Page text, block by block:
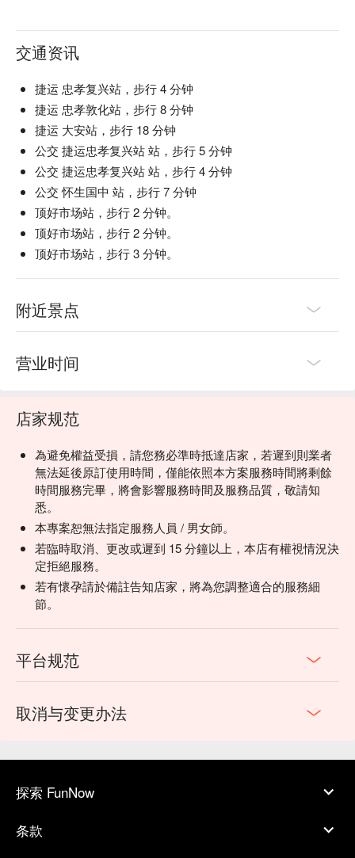
交通资讯
捷运 忠孝复兴站，步行 4 分钟
捷运 忠孝敦化站，步行 8 分钟
捷运 大安站，步行 18 分钟
公交 捷运忠孝复兴站 站，步行 5 分钟
公交 捷运忠孝复兴站 站，步行 4 分钟
公交 怀生国中 站，步行 7 分钟
顶好市场站，步行 2 分钟。
顶好市场站，步行 2 分钟。
顶好市场站，步行 3 分钟。
附近景点
营业时间
店家规范
為避免權益受損，請您務必準時抵達店家，若遲到則業者
無法延後原訂使用時間，僅能依照本方案服務時間將剩餘
時間服務完畢，將會影響服務時間及服務品質，敬請知
悉。
本專案恕無法指定服務人員 / 男女師。
若臨時取消、更改或遲到 15 分鐘以上，本店有權視情況決
定拒絕服務。
若有懷孕請於備註告知店家，將為您調整適合的服務細
節。
平台规范
取消与变更办法
探索 FunNow
条款